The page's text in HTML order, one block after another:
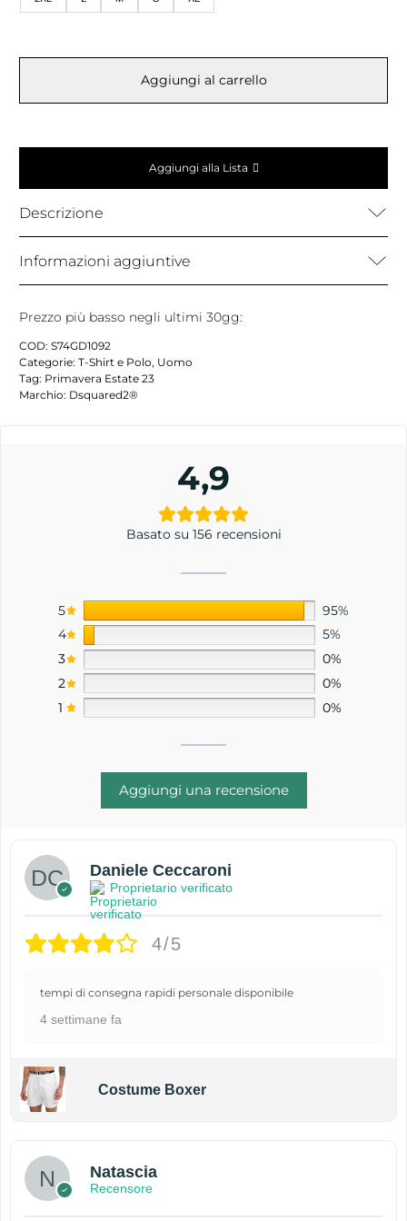
Aggiungi al carrello
Aggiungi alla Lista
Descrizione
Informazioni aggiuntive
Prezzo più basso negli ultimi 30gg:
COD: S74GD1092
Categorie: T-Shirt e Polo, Uomo
Tag: Primavera Estate 23
Marchio: Dsquared2®
4,9
Basato su 156 recensioni
5
95%
4
5%
3
0%
2
0%
1
0%
Aggiungi una recensione
Daniele Ceccaroni
Proprietario verificato
4/5
tempi di consegna rapidi personale disponibile
4 settimane fa
Costume Boxer
Natascia
Recensore